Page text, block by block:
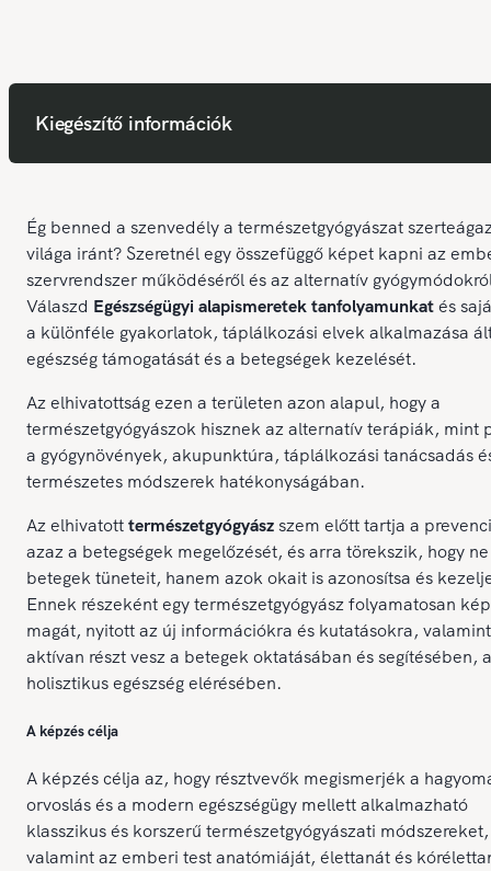
Kiegészítő információk
Ég benned a szenvedély a természetgyógyászat
világa iránt? Szeretnél egy összefüggő képet kapni az
szervrendszer működéséről és az alternatív
Válaszd Egészségügyi alapismeretek tanfolyamunkatés
a különféle gyakorlatok, táplálkozási elvek alkalmazása
egészség támogatását és a betegségek kezelését.
Az elhivatottság ezen a területen azon alapul, hogy a
természetgyógyászok hisznek az alternatív terápiák, mint
a gyógynövények, akupunktúra, táplálkozási tanácsadás
természetes módszerek hatékonyságában.
Az elhivatotttermészetgyógyászszem előtt tartja a
azaz a betegségek megelőzését, és arra törekszik, hogy
betegek tüneteit, hanem azok okait is azonosítsa és
Ennek részeként egy természetgyógyász folyamatosan
magát, nyitott az új információkra és kutatásokra, valamint
aktívan részt vesz a betegek oktatásában és segítésében, a
holisztikus egészség elérésében.
A képzés célja
A képzés célja az, hogy résztvevők megismerjék a
orvoslás és a modern egészségügy mellett alkalmazható
klasszikus és korszerű természetgyógyászati módszereket,
valamint az emberi test anatómiáját, élettanát és